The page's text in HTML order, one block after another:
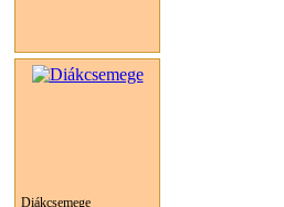
Diákcsemege